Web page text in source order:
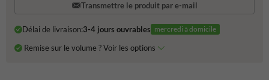
Transmettre le produit par e-mail
Délai de livraison:3-4 jours ouvrables mercredi à domicile
Remise sur le volume ? Voir les options